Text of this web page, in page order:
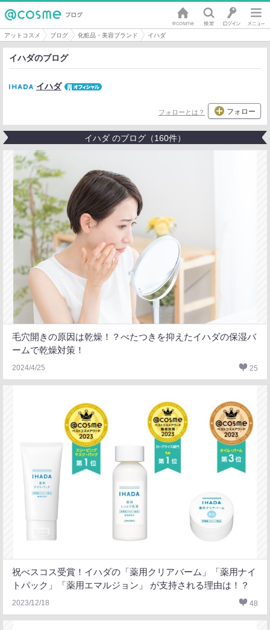
アットコスメ ブログ 化粧品・美容ブランド イハダ
イハダのブログ
イハダ
フォローとは？ フォロー
イハダ のブログ（160件）
毛穴開きの原因は乾燥！？べたつきを抑えたイハダの保湿バ
ームで乾燥対策！
2024/4/25 25
祝べスコス受賞！イハダの「薬用クリアバーム」「薬用ナイ
トパック」「薬用エマルジョン」 が支持される理由は！？
2023/12/18 48